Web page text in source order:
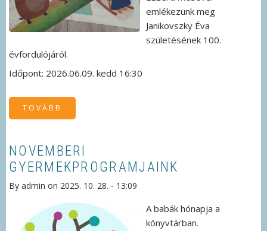
emlékezünk meg
Janikovszky Éva
születésének 100.
évfordulójáról.
Időpont: 2026.06.09. kedd 16:30
TOVÁBB
MESEDÉLUTÁN)
NOVEMBERI
GYERMEKPROGRAMJAINK
By admin on 2025. 10. 28. - 13:09
A babák hónapja a
könyvtárban.